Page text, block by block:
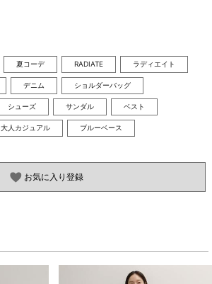
夏コーデ RADIATE ラディエイト
デニム ショルダーバッグ
シューズ サンダル ベスト
大人カジュアル ブルーベース
お気に入り登録